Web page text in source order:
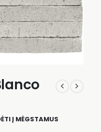
Į MĖGSTAMUS